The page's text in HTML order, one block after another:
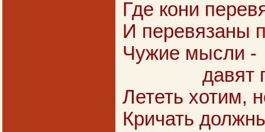
Где кони
И перевязаны
Чужие мысли -
давят
Лететь хотим,
Кричать